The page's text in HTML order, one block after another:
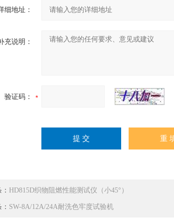
细地址：
充说明：
验证码：
HD815D织物阻燃性能测试仪（小45°）
SW-8A/12A/24A耐洗色牢度试验机